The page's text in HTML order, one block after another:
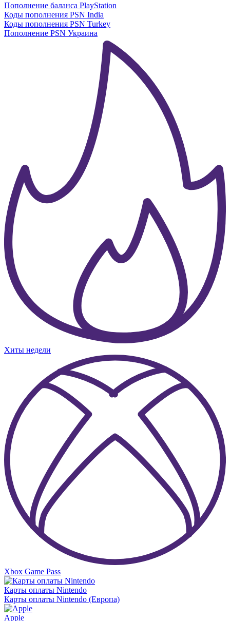
Пополнение баланса PlayStation
Коды пополнения PSN India
Коды пополнения PSN Turkey
Пополнение PSN Украина
Хиты недели
Xbox Game Pass
Карты оплаты Nintendo
Карты оплаты Nintendo (Европа)
Apple